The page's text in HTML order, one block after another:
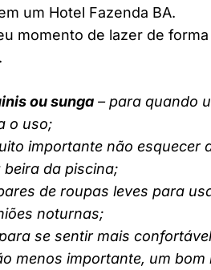
um Hotel Fazenda BA.
momento de lazer de
ou sunga – para quando
o uso;
importante não esquecer
da piscina;
de roupas leves para
noturnas;
se sentir mais
menos importante, um